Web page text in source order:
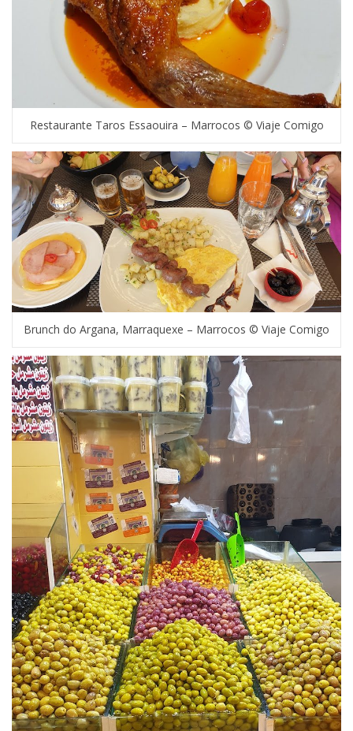
Restaurante Taros Essaouira – Marrocos © Viaje Comigo
Brunch do Argana, Marraquexe – Marrocos © Viaje Comigo